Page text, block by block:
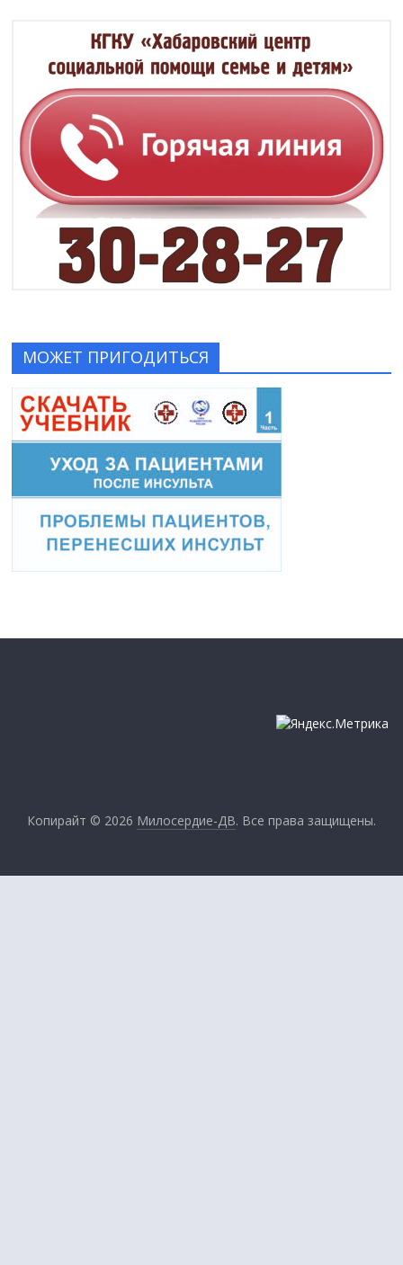
МОЖЕТ ПРИГОДИТЬСЯ
Копирайт © 2026 Милосердие-ДВ. Все права защищены.